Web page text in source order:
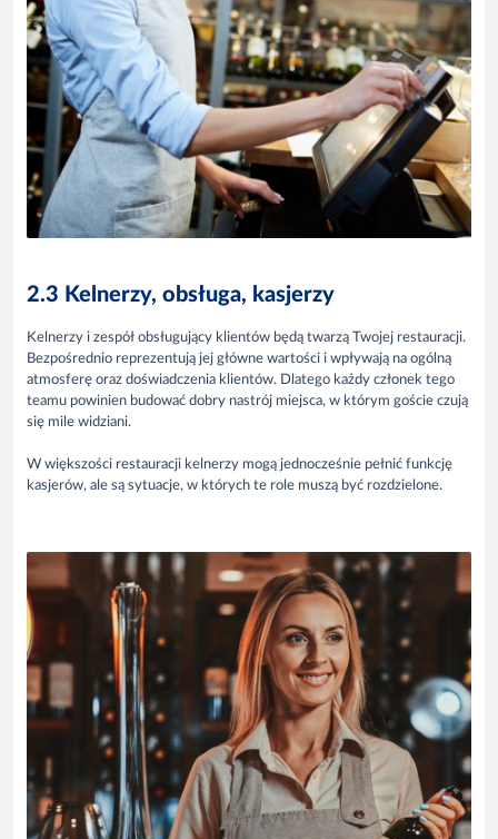
2.3 Kelnerzy, obsługa, kasjerzy
Kelnerzy i zespół obsługujący klientów będą twarzą Twojej restauracji.
Bezpośrednio reprezentują jej główne wartości i wpływają na ogólną
atmosferę oraz doświadczenia klientów. Dlatego każdy członek tego
teamu powinien budować dobry nastrój miejsca, w którym goście czują
się mile widziani.
W większości restauracji kelnerzy mogą jednocześnie pełnić funkcję
kasjerów, ale są sytuacje, w których te role muszą być rozdzielone.